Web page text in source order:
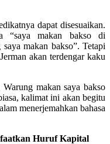
dapat disesuaikan.
“saya makan bakso di
makan bakso”. Tetapi
akan terdengar kaku
makan saya bakso
kalimat ini akan begitu
menerjemahkan bahasa
Huruf Kapital